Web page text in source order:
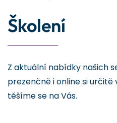
Školení
Z aktuální nabídky našich
prezenčně i online si
těšíme se na Vás.